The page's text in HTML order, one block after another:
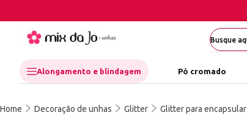
Alongamento e blindagem Pó cromado
Home Decoração de unhas Glitter Glitter para encapsular